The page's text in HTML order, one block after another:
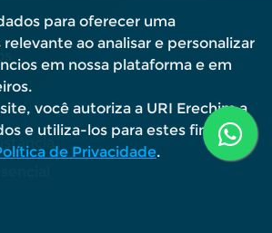
para oferecer uma
ao analisar e personalizar
em nossa plataforma e em
você autoriza a URI Erechim a
e utiliza-los para estes fins.
de Privacidade.